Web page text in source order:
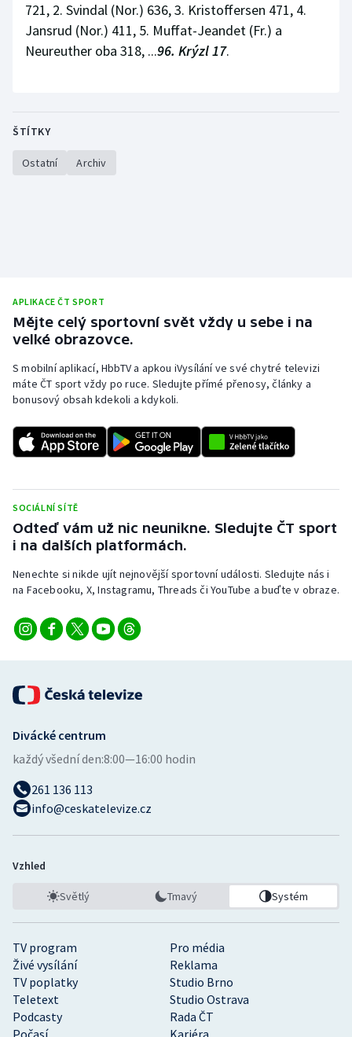
721, 2. Svindal (Nor.) 636, 3. Kristoffersen 471, 4.
Jansrud (Nor.) 411, 5. Muffat-Jeandet (Fr.) a
Neureuther oba 318, ...96. Krýzl 17.
ŠTÍTKY
Ostatní Archiv
APLIKACE ČT SPORT
Mějte celý sportovní svět vždy u sebe i na
velké obrazovce.
S mobilní aplikací, HbbTV a apkou iVysílání ve své chytré televizi
máte ČT sport vždy po ruce. Sledujte přímé přenosy, články a
bonusový obsah kdekoli a kdykoli.
SOCIÁLNÍ SÍTĚ
Odteď vám už nic neunikne. Sledujte ČT sport
i na dalších platformách.
Nenechte si nikde ujít nejnovější sportovní události. Sledujte nás i
na Facebooku, X, Instagramu, Threads či YouTube a buďte v obraze.
TV program
Pro média
Živé vysílání
Reklama
TV poplatky
Studio Brno
Teletext
Studio Ostrava
Podcasty
Rada ČT
Divácké centrum
každý všední den:8:00—16:00 hodin
261 136 113
info@ceskatelevize.cz
Vzhled
Světlý Tmavý Systém